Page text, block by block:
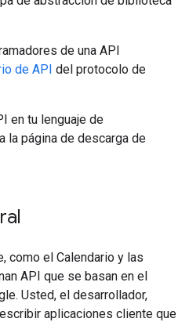
de una API
de API del protocolo de
en tu lenguaje de
la página de descarga de
como el Calendario y las
API que se basan en el
Usted, el desarrollador,
aplicaciones cliente que